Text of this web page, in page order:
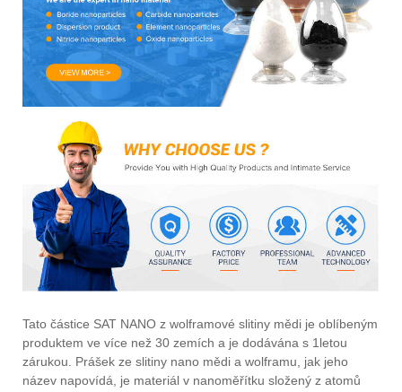
Tato částice SAT NANO z wolframové slitiny mědi je oblíbeným
produktem ve více než 30 zemích a je dodávána s 1letou
zárukou. Prášek ze slitiny nano mědi a wolframu, jak jeho
název napovídá, je materiál v nanoměřítku složený z atomů